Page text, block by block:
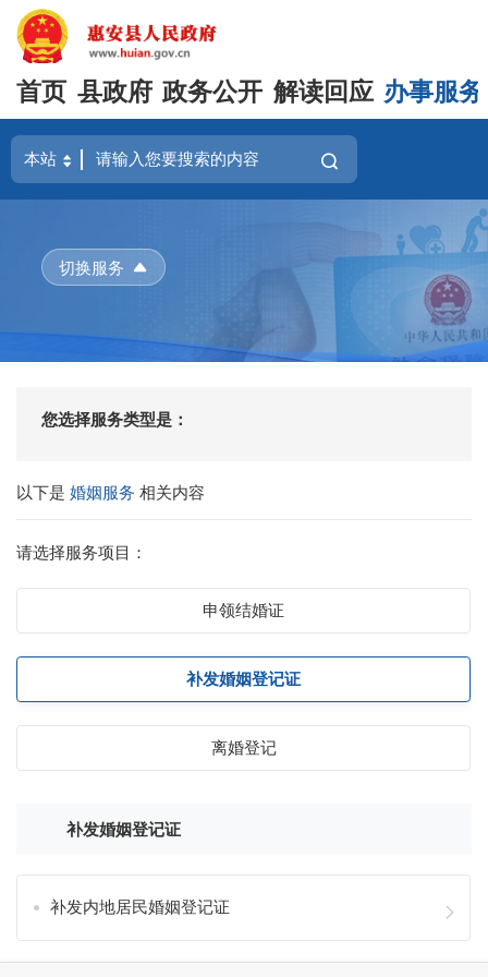
首页 县政府 政务公开 解读回应 办事服务
切换服务
您选择服务类型是：
以下是婚姻服务相关内容
请选择服务项目：
申领结婚证
补发婚姻登记证
离婚登记
补发婚姻登记证
补发内地居民婚姻登记证